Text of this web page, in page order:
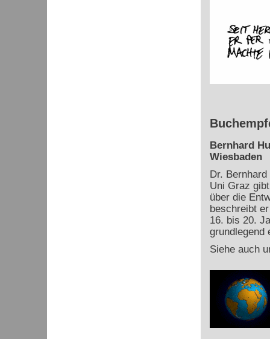
Bernhard
Wiesbaden
Dr.
Uni Graz
über die
beschreibt
16. bis 20.
grundlegend
Siehe auch